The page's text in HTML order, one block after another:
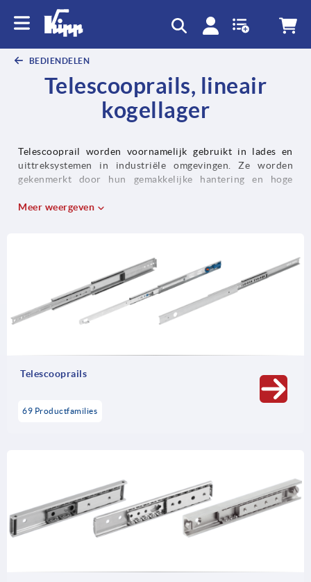
BEDIENDELEN
Telescooprails, lineair
kogellager
Telescooprail worden voornamelijk gebruikt in lades en
uittreksystemen in industriële omgevingen. Ze worden
gekenmerkt door hun gemakkelijke hantering en hoge
met gedeeltelijke, volledige en over-verlenging. De
vereisten en het toepassingsgebied. afhankelijk van de
vereisten en het toepassingsgebied.
Meer weergeven
Telescooprails
69 Productfamilies